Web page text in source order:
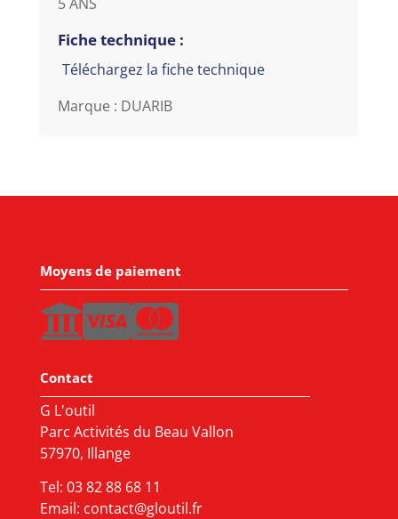
Fiche technique :
Téléchargez la fiche technique
Marque : DUARIB
Moyens de paiement
Contact
G L'outil
Parc Activités du Beau Vallon
57970, Illange
Tel: 03 82 88 68 11
Email: contact@gloutil.fr